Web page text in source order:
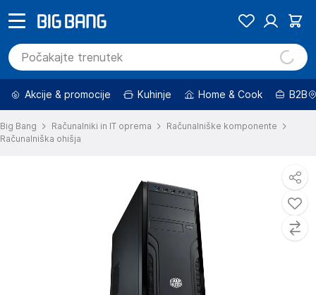
Akcije & promocije Kuhinje Home & Cook B2B
Big Bang Računalniki in IT oprema
Računalniške komponente
Računalniška ohišja